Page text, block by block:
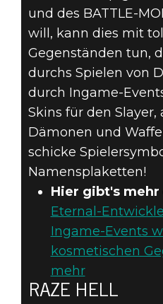
und des BATTLE-
will, kann dies mit
Gegenständen tun,
durchs Spielen von
durch Ingame-
Skins für den Slayer,
Dämonen und
schicke
Namensplaketten!
Hier gibt's mehr
Eternal-
Ingame-Events
kosmetischen
mehr
RAZE HELL